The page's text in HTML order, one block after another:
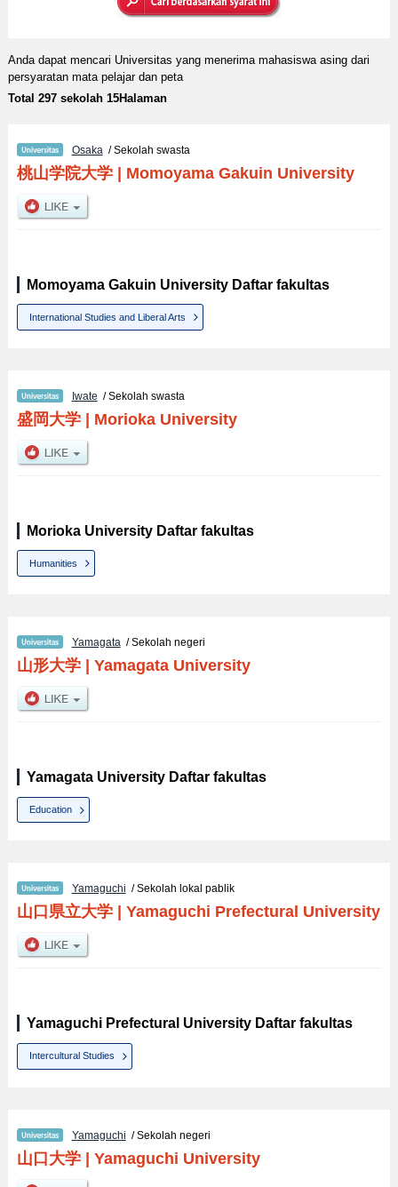
Anda dapat mencari Universitas yang menerima mahasiswa asing dari
persyaratan mata pelajar dan peta
Total 297 sekolah 15Halaman
Osaka / Sekolah swasta
桃山学院大学| Momoyama Gakuin University
Momoyama Gakuin University Daftar fakultas
International Studies and Liberal Arts
Iwate / Sekolah swasta
盛岡大学| Morioka University
Morioka University Daftar fakultas
Humanities
Yamagata/ Sekolah negeri
山形大学| Yamagata University
Yamagata University Daftar fakultas
Education
Yamaguchi / Sekolah lokal pablik
山口県立大学| Yamaguchi Prefectural University
Yamaguchi Prefectural University Daftar fakultas
Intercultural Studies
Yamaguchi / Sekolah negeri
山口大学| Yamaguchi University